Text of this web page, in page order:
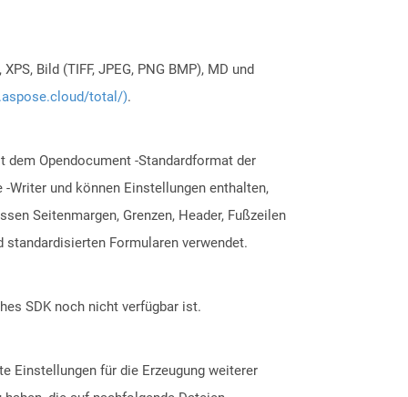
Bild (TIFF, JPEG, PNG BMP), MD und
total/).
dem Opendocument -Standardformat der
Writer und können Einstellungen enthalten,
Seitenmargen, Grenzen, Header, Fußzeilen
Formularen verwendet.
SDK noch nicht verfügbar ist.
Einstellungen für die Erzeugung weiterer